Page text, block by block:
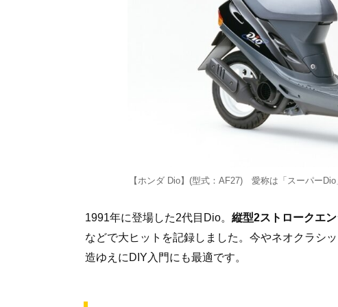
【ホンダ Dio】(型式：AF27) 愛称は「スーパー
1991年に登場した2代目Dio。 縦型2ストロークエ
などで大ヒットを記録しました。今やネオクラシ
造ゆえにDIY入門にも最適です。